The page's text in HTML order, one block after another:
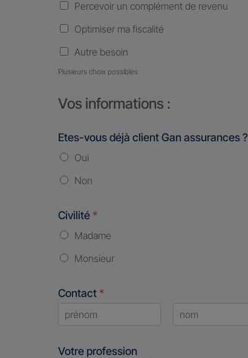
Percevoir un complément de revenu
Optimiser ma fiscalité
Autre besoin
Plusieurs choix possibles
Vos informations :
Etes-vous déjà client Gan assurances ?
Oui
Non
Civilité *
Madame
Monsieur
Contact *
Votre profession